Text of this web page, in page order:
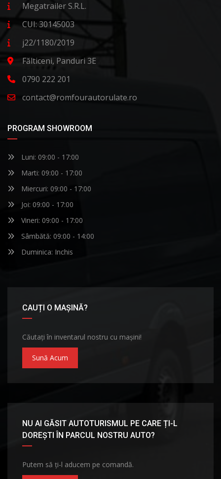
Megatrailer S.R.L.
CUI: 30145003
j22/1180/2019
Fălticeni, Panduri 3E
0790 222 201
contact@romfourautorulate.ro
PROGRAM SHOWROOM
Luni: 09:00 - 17:00
Marti: 09:00 - 17:00
Miercuri: 09:00 - 17:00
Joi: 09:00 - 17:00
Vineri: 09:00 - 17:00
Sâmbătă: 09:00 - 14:00
Duminica: Inchis
CAUȚI O MAȘINĂ?
Căutați în inventarul nostru cu mașini!
Sună Acum
NU AI GĂSIT AUTOTURISMUL PE CARE ȚI-L
DOREȘTI ÎN PARCUL NOSTRU AUTO?
Putem să ți-l aducem pe comandă.